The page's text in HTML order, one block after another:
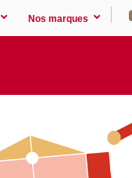
Nos marques